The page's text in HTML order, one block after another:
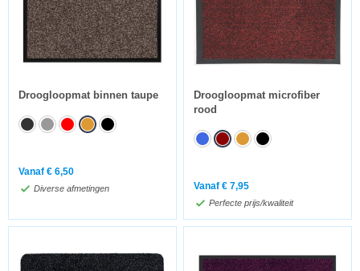
Droogloopmat binnen taupe
Vanaf € 6,50
Diverse afmetingen
Droogloopmat microfiber
rood
Vanaf € 7,95
Perfecte prijs/kwaliteit